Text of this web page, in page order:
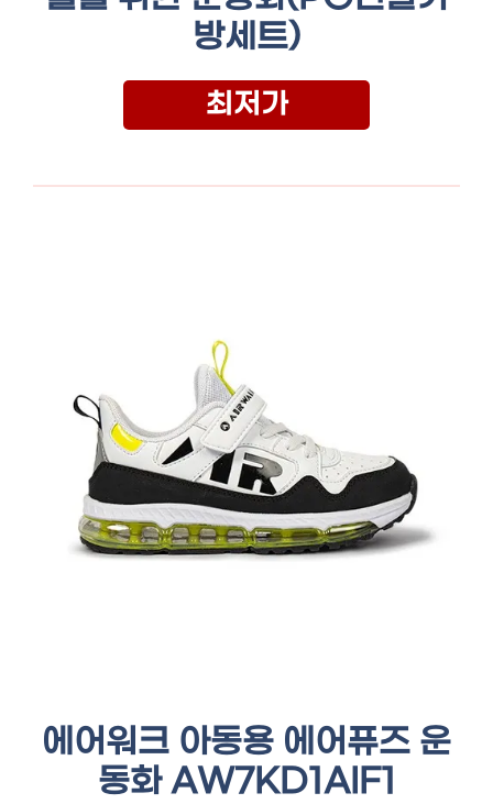
방세트)
최저가
에어워크 아동용 에어퓨즈 운
동화 AW7KD1AIF1